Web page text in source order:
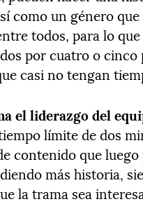
como un género
todos, para lo
por cuatro o cinco
casi no tengan
el liderazgo del
límite de dos
contenido que
más historia,
la trama sea